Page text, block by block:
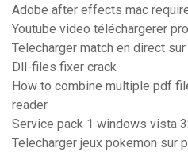
Adobe after effects mac
Youtube video téléchargerer
Telecharger match en direct
Dll-files fixer crack
How to combine multiple pdf
reader
Service pack 1 windows vista
Telecharger jeux pokemon sur